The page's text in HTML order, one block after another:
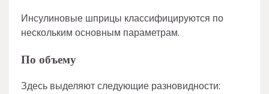
Инсулиновые шприцы классифицируются по
нескольким основным параметрам.
По объему
Здесь выделяют следующие разновидности: